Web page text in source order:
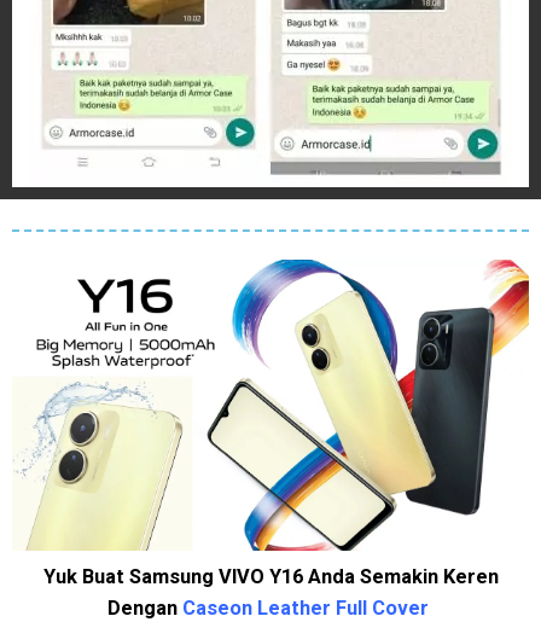
Yuk Buat Samsung VIVO Y16 Anda Semakin Keren
Dengan Caseon Leather Full Cover